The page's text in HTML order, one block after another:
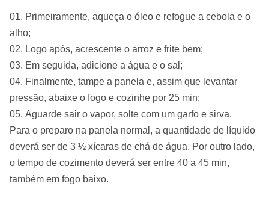
Primeiramente, aqueça o óleo e refogue a cebola e o
alho;
Logo após, acrescente o arroz e frite bem;
Em seguida, adicione a água e o sal;
Finalmente, tampe a panela e, assim que levantar
pressão, abaixe o fogo e cozinhe por 25 min;
Aguarde sair o vapor, solte com um garfo e sirva.
Para o preparo na panela normal, a quantidade de líquido
deverá ser de 3 ½ xícaras de chá de água. Por outro lado,
o tempo de cozimento deverá ser entre 40 a 45 min,
também em fogo baixo.